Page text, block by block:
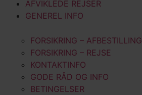
AFVIKLEDE REJSER
GENEREL INFO
FORSIKRING – AFBESTILLING
FORSIKRING – REJSE
KONTAKTINFO
GODE RÅD OG INFO
BETINGELSER